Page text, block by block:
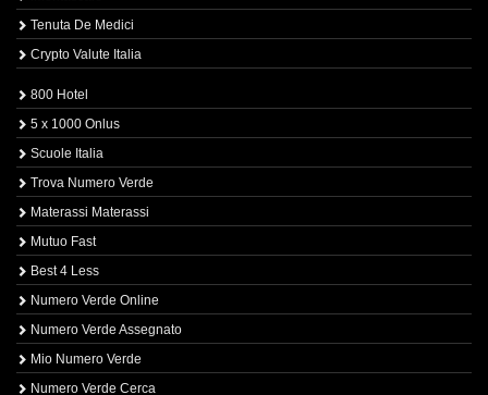
Tenuta De Medici
Crypto Valute Italia
800 Hotel
5 x 1000 Onlus
Scuole Italia
Trova Numero Verde
Materassi Materassi
Mutuo Fast
Best 4 Less
Numero Verde Online
Numero Verde Assegnato
Mio Numero Verde
Numero Verde Cerca